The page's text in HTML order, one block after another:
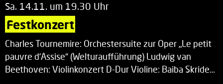
Sa. 14.11. um 19.30 Uhr
Festkonzert
Charles Tournemire: Orchestersuite zur Oper „Le petit
pauvre d’Assise“ (Welturaufführung) Ludwig van
Beethoven: Violinkonzert D-Dur Violine: Baiba Skride…